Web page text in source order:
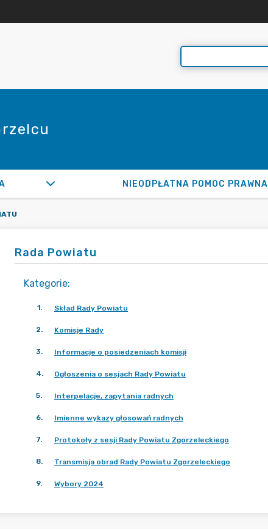
NIEODPŁATNA POMOC PRAWNA
Rada Powiatu
Kategorie:
1. Skład Rady Powiatu
2. Komisje Rady
3. Informacje o posiedzeniach komisji
4. Ogłoszenia o sesjach Rady Powiatu
5. Interpelacje, zapytania radnych
6. Imienne wykazy głosowań radnych
7. Protokoły z sesji Rady Powiatu Zgorzeleckiego
8. Transmisja obrad Rady Powiatu Zgorzeleckiego
9. Wybory 2024